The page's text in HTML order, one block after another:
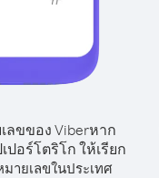
ลขของ Viberหาก
ปอร์โตริโก ให้เรียก
มายเลขในประเทศ